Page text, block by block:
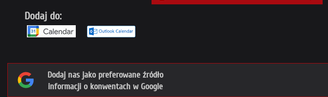
Dodaj do:
Dodaj nas jako preferowane źródło
informacji o konwentach w Google